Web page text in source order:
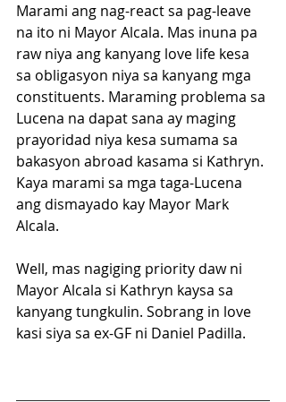
Marami ang nag-react sa pag-leave
na ito ni Mayor Alcala. Mas inuna pa
raw niya ang kanyang love life kesa
sa obligasyon niya sa kanyang mga
constituents. Maraming problema sa
Lucena na dapat sana ay maging
prayoridad niya kesa sumama sa
bakasyon abroad kasama si Kathryn.
Kaya marami sa mga taga-Lucena
ang dismayado kay Mayor Mark
Alcala.
Well, mas nagiging priority daw ni
Mayor Alcala si Kathryn kaysa sa
kanyang tungkulin. Sobrang in love
kasi siya sa ex-GF ni Daniel Padilla.